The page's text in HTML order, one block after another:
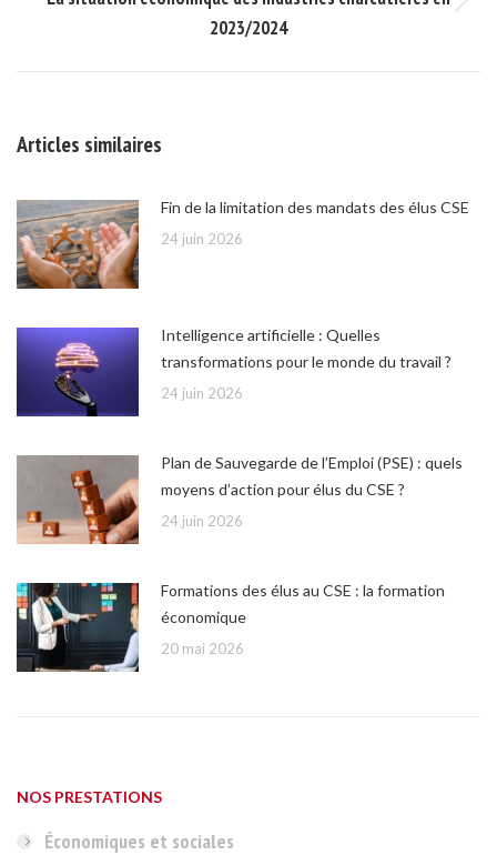
Onglet
suivant
2023/2024
Articles similaires
Fin de la limitation des mandats des élus CSE
24 juin 2026
Intelligence artificielle : Quelles
transformations pour le monde du travail ?
24 juin 2026
Plan de Sauvegarde de l’Emploi (PSE) : quels
moyens d’action pour élus du CSE ?
24 juin 2026
Formations des élus au CSE : la formation
économique
20 mai 2026
NOS PRESTATIONS
Économiques et sociales